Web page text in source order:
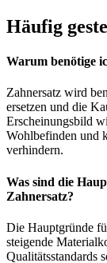
Häufig
Warum benötige
Zahnersatz wird
ersetzen und die
Erscheinungsbild
Wohlbefinden und
verhindern.
Was sind die
Zahnersatz?
Die Hauptgründe
steigende
Qualitätsstandards